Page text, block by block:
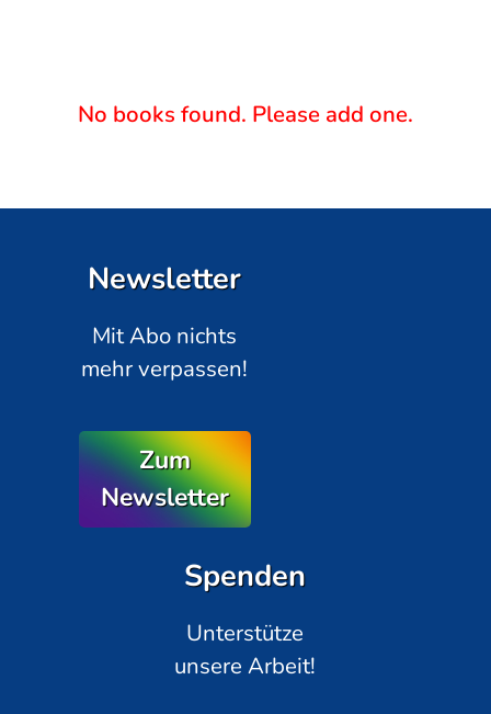
No books found. Please add one.
Newsletter
Mit Abo nichts
mehr verpassen!
Zum
Newsletter
Spenden
Unterstütze
unsere Arbeit!